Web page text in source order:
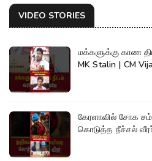
VIDEO STORIES
மக்களுக்கு காண
MK Stalin | CM
கேரளாவில் சோக
கொடுத்த நீச்சல்